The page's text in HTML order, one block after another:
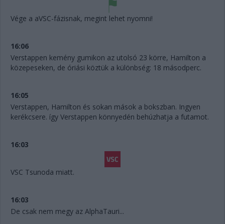
Vége a aVSC-fázisnak, megint lehet nyomni!
16:06
Verstappen kemény gumikon az utolsó 23 körre, Hamilton a
közepeseken, de óriási köztük a különbség: 18 másodperc.
16:05
Verstappen, Hamilton és sokan mások a bokszban. Ingyen
kerékcsere. így Verstappen könnyedén behúzhatja a futamot.
16:03
VSC Tsunoda miatt.
16:03
De csak nem megy az AlphaTauri...